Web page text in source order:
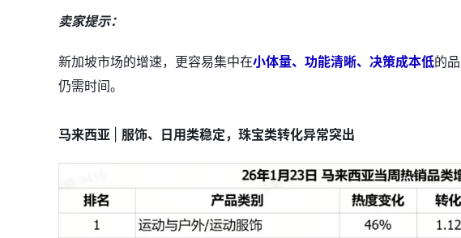
卖家提示：
新加坡市场的增速，更容易集中在小体量、功能清晰、决策成本低的
仍需时间。
马来西亚 服饰、日用类稳定，珠宝类转化异常突出